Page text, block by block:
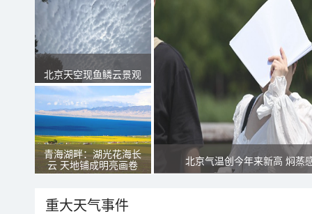
北京天空现鱼鳞云景观
青海湖畔：湖光花海长
云 天地铺成明亮画卷
北京气温创今年来新高 焖蒸
重大天气事件